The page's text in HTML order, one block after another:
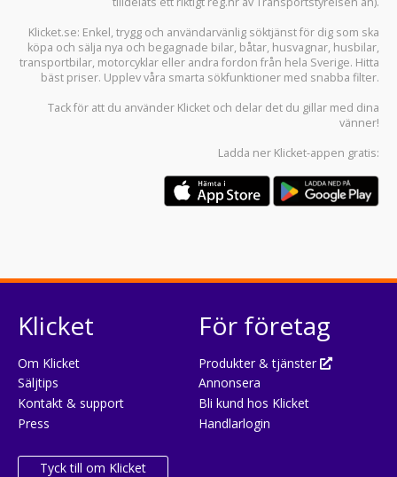
Klicket.se: Enkel, trygg och användarvänlig söktjänst för dig som ska
köpa och sälja nya och begagnade bilar, båtar, husvagnar, husbilar,
transportbilar, motorcyklar eller andra fordon från hela Sverige. Hitta
bäst priser. Upplev våra smarta sökfunktioner med snabba filter.
Tack för att du använder Klicket och delar det du gillar med dina
vänner!
Ladda ner Klicket-appen gratis:
Klicket
Om Klicket
Säljtips
Kontakt & support
Press
Tyck till om Klicket
För företag
Produkter & tjänster
Annonsera
Bli kund hos Klicket
Handlarlogin